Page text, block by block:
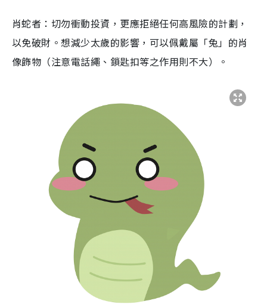
肖蛇者：切勿衝動投資，更應拒絕任何高風險的計劃，
以免破財。想減少太歲的影響，可以佩戴屬「兔」的肖
像飾物（注意電話繩、鎖匙扣等之作用則不大）。